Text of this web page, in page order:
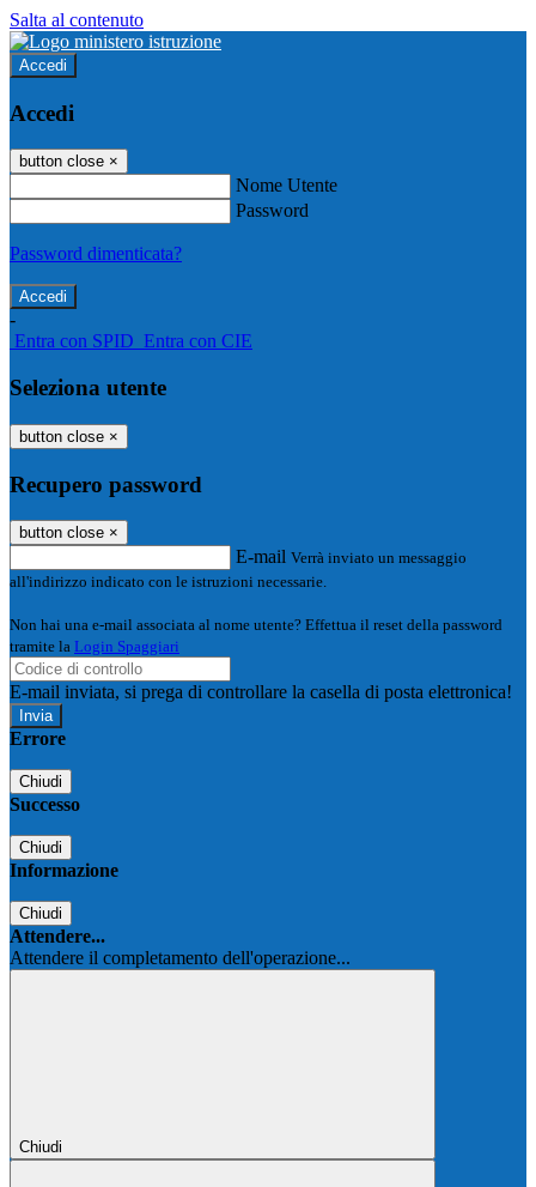
Salta al contenuto
Accedi
Accedi
button close ×
Nome Utente
Password
Password dimenticata?
-
Entra con SPID Entra con CIE
Seleziona utente
button close ×
Recupero password
button close ×
E-mail Verrà inviato un messaggio
all'indirizzo indicato con le istruzioni necessarie.
Non hai una e-mail associata al nome utente? Effettua il reset della password
tramite la Login Spaggiari
E-mail inviata, si prega di controllare la casella di posta elettronica!
Errore
Chiudi
Successo
Chiudi
Informazione
Chiudi
Attendere...
Attendere il completamento dell'operazione...
Chiudi